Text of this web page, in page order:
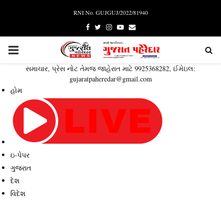
RNI No. GUJGUJ/2022/81940
Facebook
TwitterInstagram
YoutubeEmail
PRIMARY
MENU
સમાચાર, પ્રેસ નોટ તેમજ જાહેરાત માટે 9925368282, ઈમેઇલ:
gujaratpaheredar@gmail.com
હોમ
ઇ-પેપર
ગુજરાત
દેશ
વિદેશ